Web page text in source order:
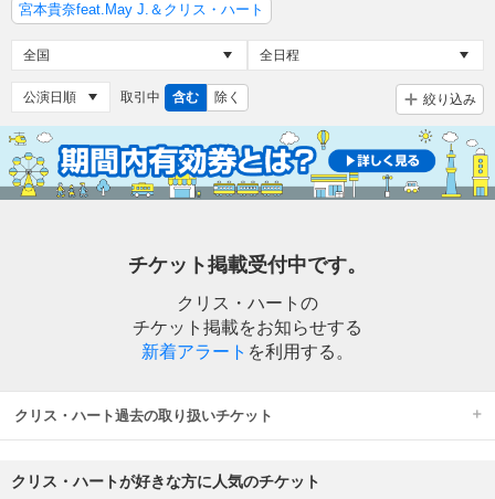
宮本貴奈feat.May J.＆クリス・ハート
取引中 含む 除く 絞り込み
チケット掲載受付中です。
クリス・ハートの
チケット掲載をお知らせする
新着アラート を利用する。
クリス・ハート過去の取り扱いチケット
クリス・ハートが好きな方に人気のチケット